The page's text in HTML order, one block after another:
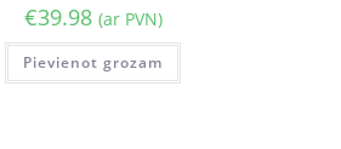
€39.98 (ar PVN)
Pievienot grozam